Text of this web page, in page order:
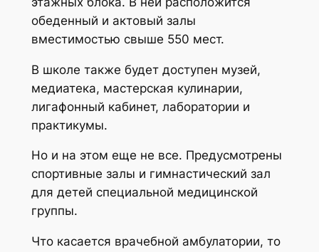
обеденный и актовый залы
вместимостью свыше 550 мест.
В школе также будет доступен музей,
медиатека, мастерская кулинарии,
лигафонный кабинет, лаборатории и
практикумы.
Но и на этом еще не все. Предусмотрены
спортивные залы и гимнастический зал
для детей специальной медицинской
группы.
Что касается врачебной амбулатории, то